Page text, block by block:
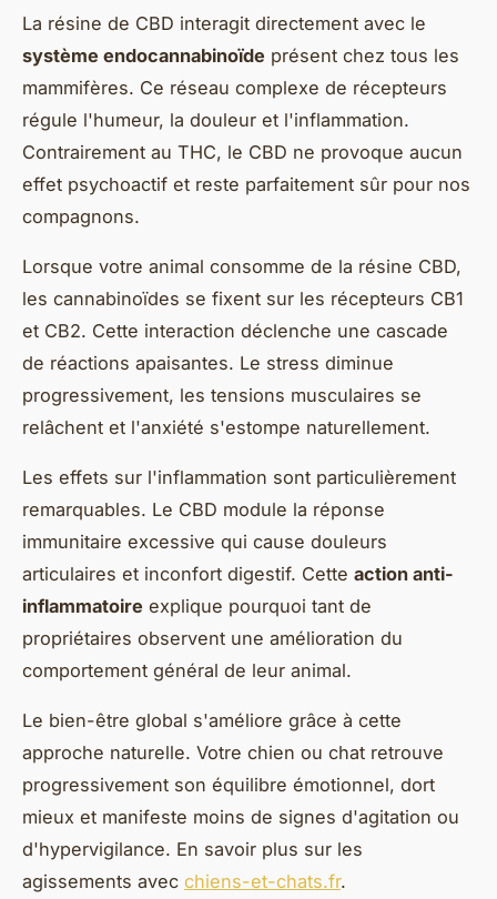
La résine de CBD interagit directement avec le
système endocannabinoïde présent chez tous les
mammifères. Ce réseau complexe de récepteurs
régule l'humeur, la douleur et l'inflammation.
Contrairement au THC, le CBD ne provoque aucun
effet psychoactif et reste parfaitement sûr pour nos
compagnons.
Lorsque votre animal consomme de la résine CBD,
les cannabinoïdes se fixent sur les récepteurs CB1
et CB2. Cette interaction déclenche une cascade
de réactions apaisantes. Le stress diminue
progressivement, les tensions musculaires se
relâchent et l'anxiété s'estompe naturellement.
Les effets sur l'inflammation sont particulièrement
remarquables. Le CBD module la réponse
immunitaire excessive qui cause douleurs
articulaires et inconfort digestif. Cette action anti-
inflammatoire explique pourquoi tant de
propriétaires observent une amélioration du
comportement général de leur animal.
Le bien-être global s'améliore grâce à cette
approche naturelle. Votre chien ou chat retrouve
progressivement son équilibre émotionnel, dort
mieux et manifeste moins de signes d'agitation ou
d'hypervigilance. En savoir plus sur les
agissements avec chiens-et-chats.fr.